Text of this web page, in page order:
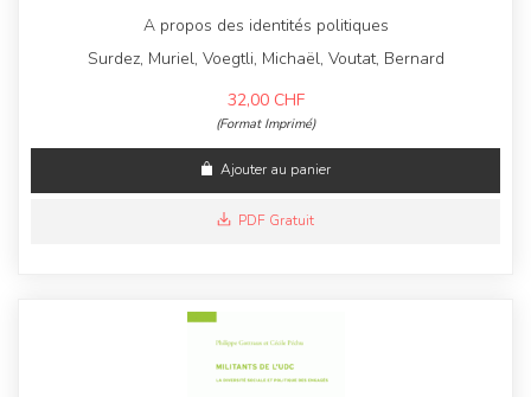
A propos des identités politiques
Surdez, Muriel, Voegtli, Michaël, Voutat, Bernard
32,00 CHF
(Format Imprimé)
Ajouter au panier
PDF Gratuit